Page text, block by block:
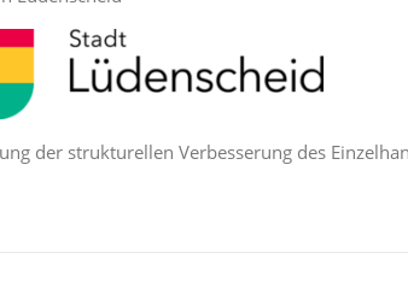
der strukturellen Verbesserung des